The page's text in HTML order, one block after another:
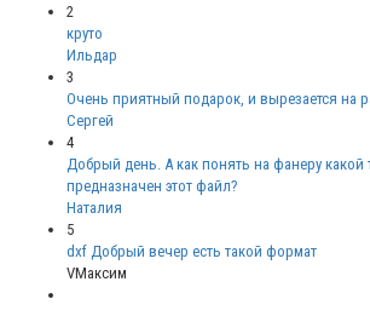
2
круто
Ильдар
3
Очень приятный подарок, и вырезается на
Сергей
4
Добрый день. А как понять на фанеру
предназначен этот файл?
Наталия
5
dxf Добрый вечер есть такой формат
VМаксим